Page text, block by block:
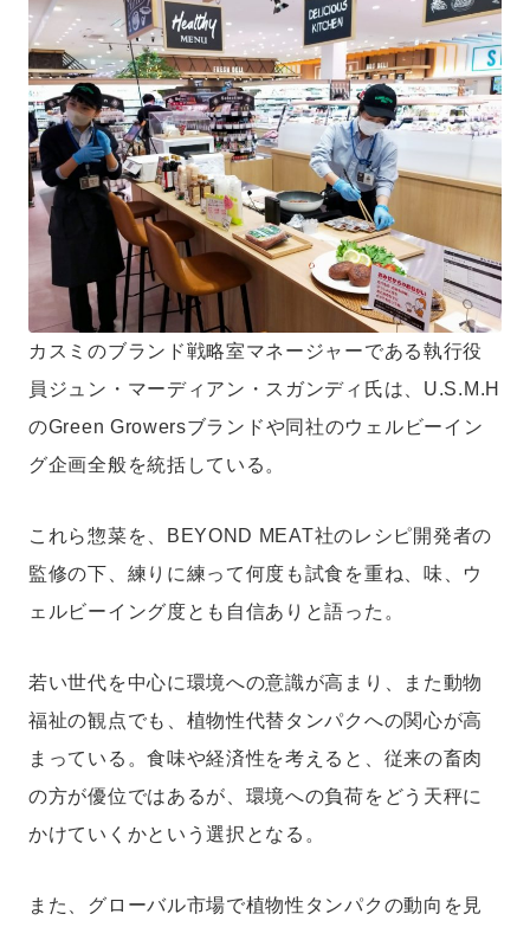
カスミのブランド戦略室マネージャーである執行役
員ジュン・マーディアン・スガンディ氏は、U.S.M.H
のGreen Growersブランドや同社のウェルビーイン
グ企画全般を統括している。
これら惣菜を、BEYOND MEAT社のレシピ開発者の
監修の下、練りに練って何度も試食を重ね、味、ウ
ェルビーイング度とも自信ありと語った。
若い世代を中心に環境への意識が高まり、また動物
福祉の観点でも、植物性代替タンパクへの関心が高
まっている。食味や経済性を考えると、従来の畜肉
の方が優位ではあるが、環境への負荷をどう天秤に
かけていくかという選択となる。
また、グローバル市場で植物性タンパクの動向を見